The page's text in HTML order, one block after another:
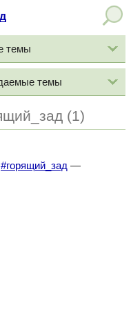
темы
темы
(1)
#горящий_зад —